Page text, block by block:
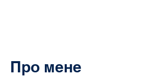
Про мене